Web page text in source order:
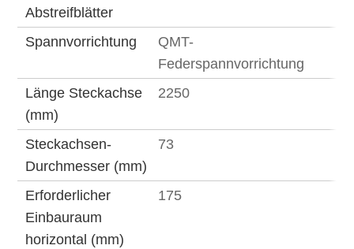
Abstreifblätter
Spannvorrichtung
QMT-
Federspannvorrichtung
Länge Steckachse
(mm)
2250
Steckachsen-
Durchmesser (mm)
73
Erforderlicher
Einbauraum
horizontal (mm)
175